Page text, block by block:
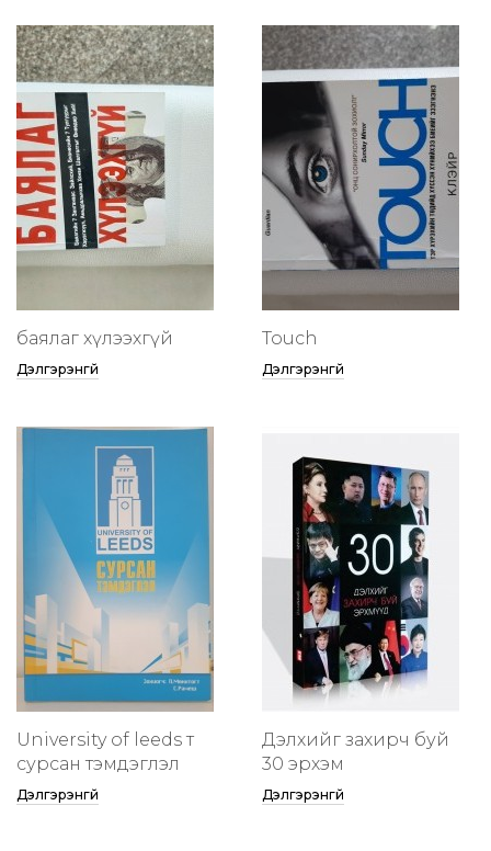
баялаг хүлээхгүй
Дэлгэрэнгүй
Touch
Дэлгэрэнгүй
University of leeds т
сурсан тэмдэглэл
Дэлгэрэнгүй
Дэлхийг захирч буй
30 эрхэм
Дэлгэрэнгүй